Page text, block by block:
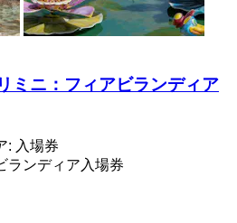
ミニ：フィアビランディア
: 入場券
ランディア入場券